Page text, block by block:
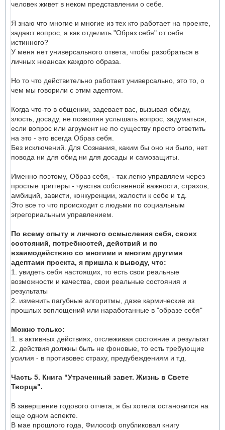
человек живет в неком представлении о себе.
Я знаю что многие и многие из тех кто работает на проекте,
задают вопрос, а как отделить "Образ себя" от себя
истинного?
У меня нет универсального ответа, чтобы разобраться в
личных нюансах каждого образа.
Но то что действительно работает универсально, это то, о
чем мы говорили с этим адептом.
Когда что-то в общении, задевает вас, вызывая обиду,
злость, досаду, не позволяя услышать вопрос, задуматься,
если вопрос или агрумент не по существу просто ответить
на это - это всегда Образ себя.
Без исключений. Для Сознания, каким бы оно ни было, нет
повода ни для обид ни для досады и самозащиты.
Именно поэтому, Образ себя, - так легко управляем через
простые триггеры - чувства собственной важности, страхов,
амбиций, зависти, конкуренции, жалости к себе и т.д.
Это все то что происходит с людьми по социальным
эгрегориальным управлением.
По всему опыту и личного осмысления себя, своих
состояний, потребностей, действий и по
взаимодействию со многими и многим другими
адептами проекта, я пришла к выводу, что:
1. увидеть себя настоящих, то есть свои реальные
возможности и качества, свои реальные состояния и
результаты
2. изменить пагубные алгоритмы, даже кармические из
прошлых воплощений или наработанные в "образе себя"
Можно только:
1. в активных действиях, отслеживая состояние и результат
2. действия должны быть не фоновые, то есть требующие
усилия - в противовес страху, предубеждениям и т.д.
Часть 5. Книга "Утраченный завет. Жизнь в Свете
Творца".
В завершение годового отчета, я бы хотела остановится на
еще одном аспекте.
В мае прошлого года, Философ опубликовал книгу